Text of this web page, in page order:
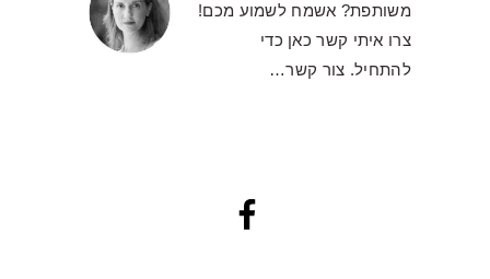
משותפת? אשמח לשמוע מכם!
צרו איתי קשר כאן כדי
להתחיל. צור קשר…